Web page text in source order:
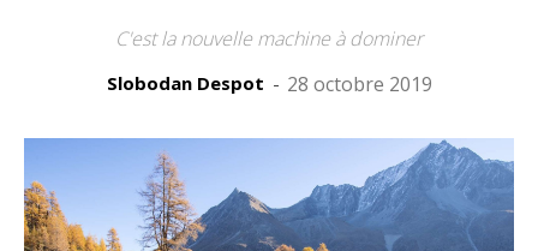
C'est la nouvelle machine à dominer
Slobodan Despot - 28 octobre 2019